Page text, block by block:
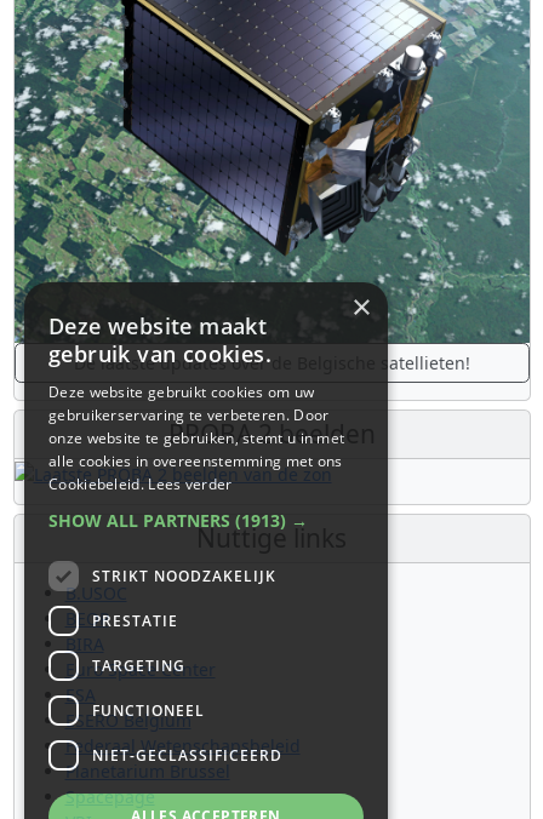
De laatste updates over de Belgische satellieten!
PROBA 2 beelden
Nuttige links
B.USOC
BEOP
BIRA
Euro Space Center
ESA
ESERO Belgium
Federaal Wetenschapsbeleid
Planetarium Brussel
Spacepage
×
Deze website maakt
gebruik van cookies.
Deze website gebruikt cookies om uw
gebruikerservaring te verbeteren. Door
onze website te gebruiken, stemt u in met
alle cookies in overeenstemming met ons
Cookiebeleid.Lees verder
SHOW ALL PARTNERS (1913) →
STRIKT NOODZAKELIJK
PRESTATIE
TARGETING
FUNCTIONEEL
NIET-GECLASSIFICEERD